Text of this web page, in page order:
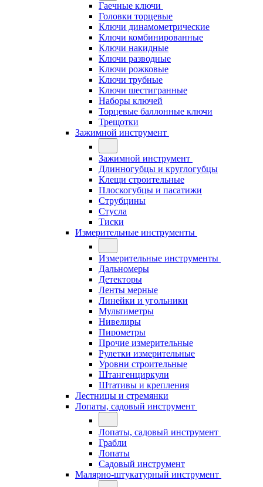
Гаечные ключи
Головки торцевые
Ключи динамометрические
Ключи комбинированные
Ключи накидные
Ключи разводные
Ключи рожковые
Ключи трубные
Ключи шестигранные
Наборы ключей
Торцевые баллонные ключи
Трещотки
Зажимной инструмент
Зажимной инструмент
Длинногубцы и круглогубцы
Клещи строительные
Плоскогубцы и пасатижи
Струбцины
Стусла
Тиски
Измерительные инструменты
Измерительные инструменты
Дальномеры
Детекторы
Ленты мерные
Линейки и угольники
Мультиметры
Нивелиры
Пирометры
Прочие измерительные
Рулетки измерительные
Уровни строительные
Штангенциркули
Штативы и крепления
Лестницы и стремянки
Лопаты, садовый инструмент
Лопаты, садовый инструмент
Грабли
Лопаты
Садовый инструмент
Малярно-штукатурный инструмент